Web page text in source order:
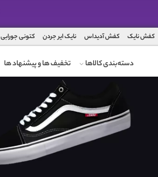
کفش نایک کفش آدیداس نایک ایر جردن کتونی جورابی
دسته‌بندی کالاها تخفیف ها و پیشنهاد ها